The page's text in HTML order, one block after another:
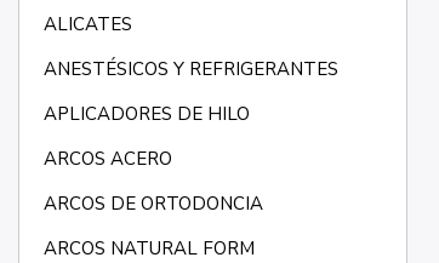
ALICATES
ANESTÉSICOS Y REFRIGERANTES
APLICADORES DE HILO
ARCOS ACERO
ARCOS DE ORTODONCIA
ARCOS NATURAL FORM